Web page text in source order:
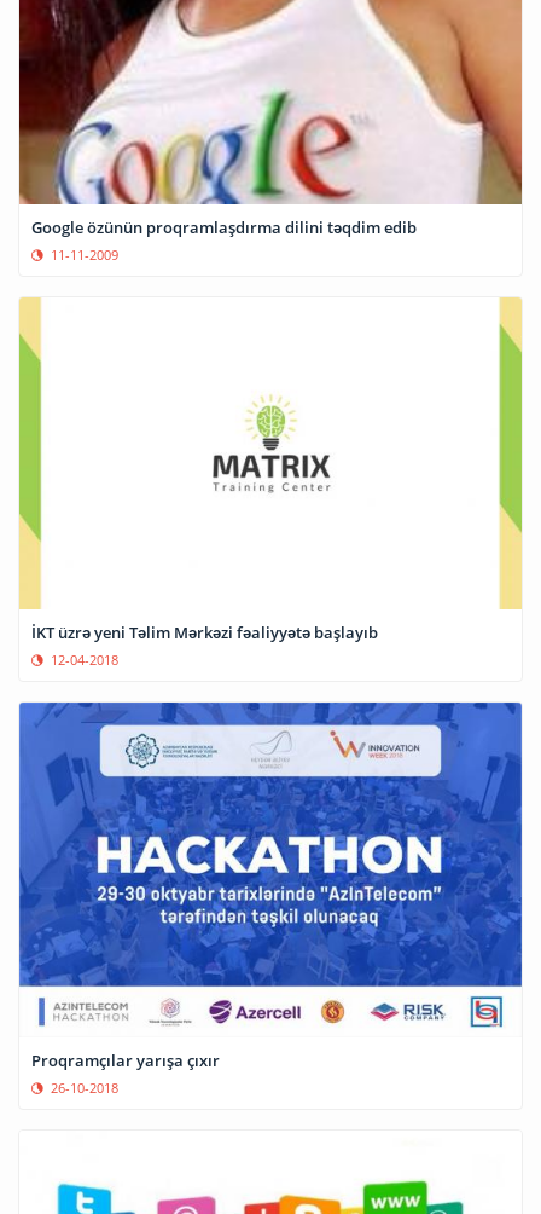
Google özünün proqramlaşdırma dilini təqdim edib
11-11-2009
İKT üzrə yeni Təlim Mərkəzi fəaliyyətə başlayıb
12-04-2018
Proqramçılar yarışa çıxır
26-10-2018